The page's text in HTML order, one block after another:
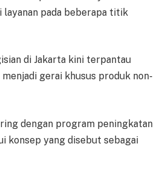
layanan pada beberapa titik
di Jakarta kini terpantau
gerai khusus produk non-
dengan program peningkatan
konsep yang disebut sebagai